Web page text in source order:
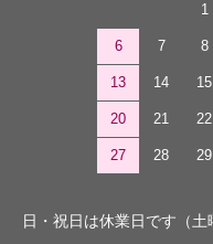
1
6 7 8
13 14 15
20 21 22
27 28 29
日・祝日は休業日です（土